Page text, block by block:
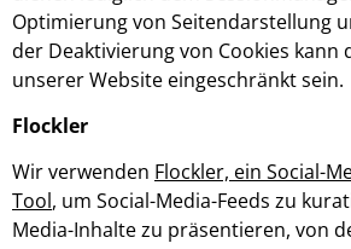
Optimierung von Seitendarstellung
der Deaktivierung von Cookies kann
unserer Web­site eingeschränkt sein.
Flockler
Wir verwenden Flockler, ein Social-
Tool, um Social-Media-Feeds zu
Media-Inhalte zu präsentieren, von